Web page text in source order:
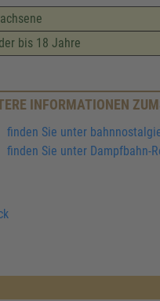
bis 18 Jahre
INFORMATIONEN
finden Sie unter
finden Sie unter Dampfbahn-